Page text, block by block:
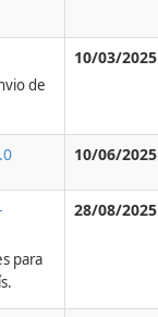
de
10/03/2025
10/06/2025
para
28/08/2025